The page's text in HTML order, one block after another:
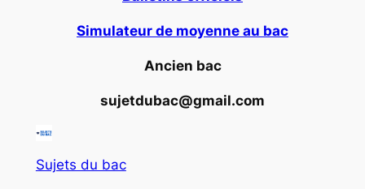
Simulateur de moyenne au bac
Ancien bac
sujetdubac@gmail.com
Sujets du bac